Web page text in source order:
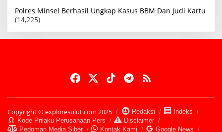
Polres Minsel Berhasil Ungkap Kasus BBM Dan Judi Kartu
(14,225)
Copyright © exploresulut.com 2025 Redaksi
Indeks
Kode Prilaku Perusahaan Pers
Disclaimer
Pedoman Media Siber
Kontak Kami Google News